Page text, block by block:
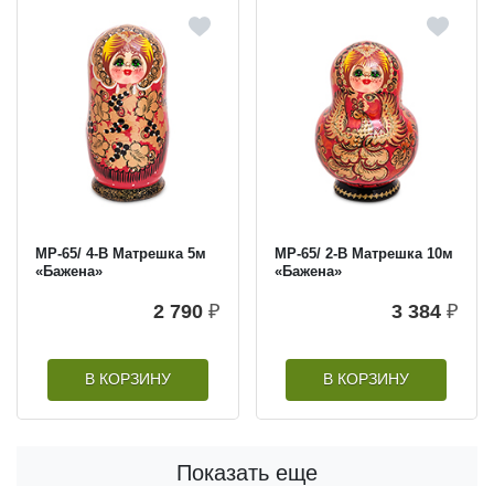
МР-65/ 4-B Матрешка 5м
«Бажена»
2 790 ₽
В КОРЗИНУ
МР-65/ 2-B Матрешка 10м
«Бажена»
3 384 ₽
В КОРЗИНУ
Показать еще